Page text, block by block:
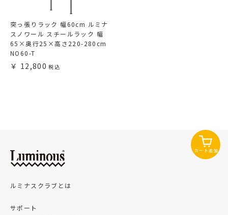
突っ張りラック 幅60cm ルミナ
スノワール スチールラック 幅
65×奥行25×高さ220-280cm
NO60-T
12,800
カート追加
ルミナスクラブとは
サポート